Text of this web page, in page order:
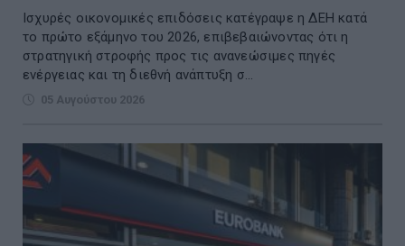
Ισχυρές οικονομικές επιδόσεις κατέγραψε η ΔΕΗ κατά
το πρώτο εξάμηνο του 2026, επιβεβαιώνοντας ότι η
στρατηγική στροφής προς τις ανανεώσιμες πηγές
ενέργειας και τη διεθνή ανάπτυξη σ...
05 Αυγούστου 2026